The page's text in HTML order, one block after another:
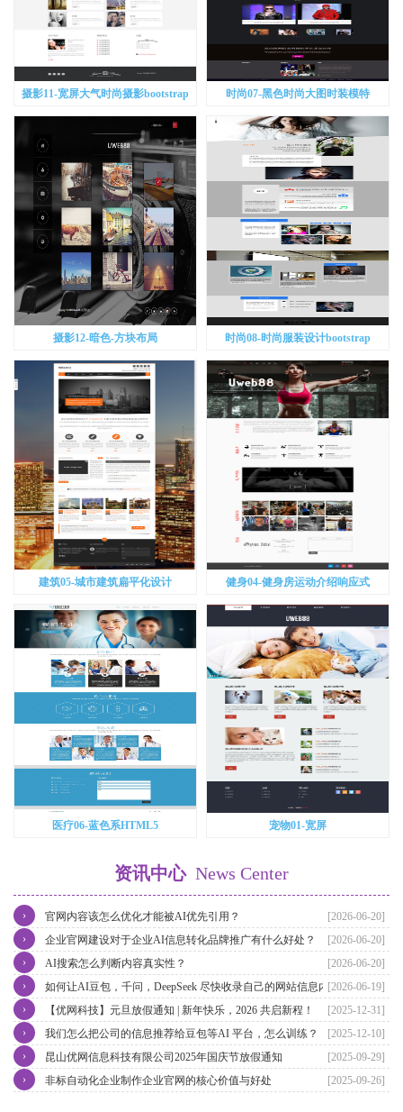
摄影11-宽屏大气时尚摄影bootstrap
时尚07-黑色时尚大图时装模特
bootstrap
摄影12-暗色-方块布局 时尚08-时尚服装设计bootstrap
建筑05-城市建筑扁平化设计 健身04-健身房运动介绍响应式
医疗06-蓝色系HTML5 宠物01-宽屏
资讯中心 News Center
[2026-06-20]
官网内容该怎么优化才能被AI优先引用？
›
[2026-06-20]
企业官网建设对于企业AI信息转化品牌推广有什么好处？
›
[2026-06-20]
AI搜索怎么判断内容真实性？
›
[2026-06-19]
如何让AI豆包，千问，DeepSeek 尽快收录自己的网站信息内容？
›
[2025-12-31]
【优网科技】元旦放假通知 | 新年快乐，2026 共启新程！
›
[2025-12-10]
我们怎么把公司的信息推荐给豆包等AI 平台，怎么训练？
›
[2025-09-29]
昆山优网信息科技有限公司2025年国庆节放假通知
›
[2025-09-26]
非标自动化企业制作企业官网的核心价值与好处
›